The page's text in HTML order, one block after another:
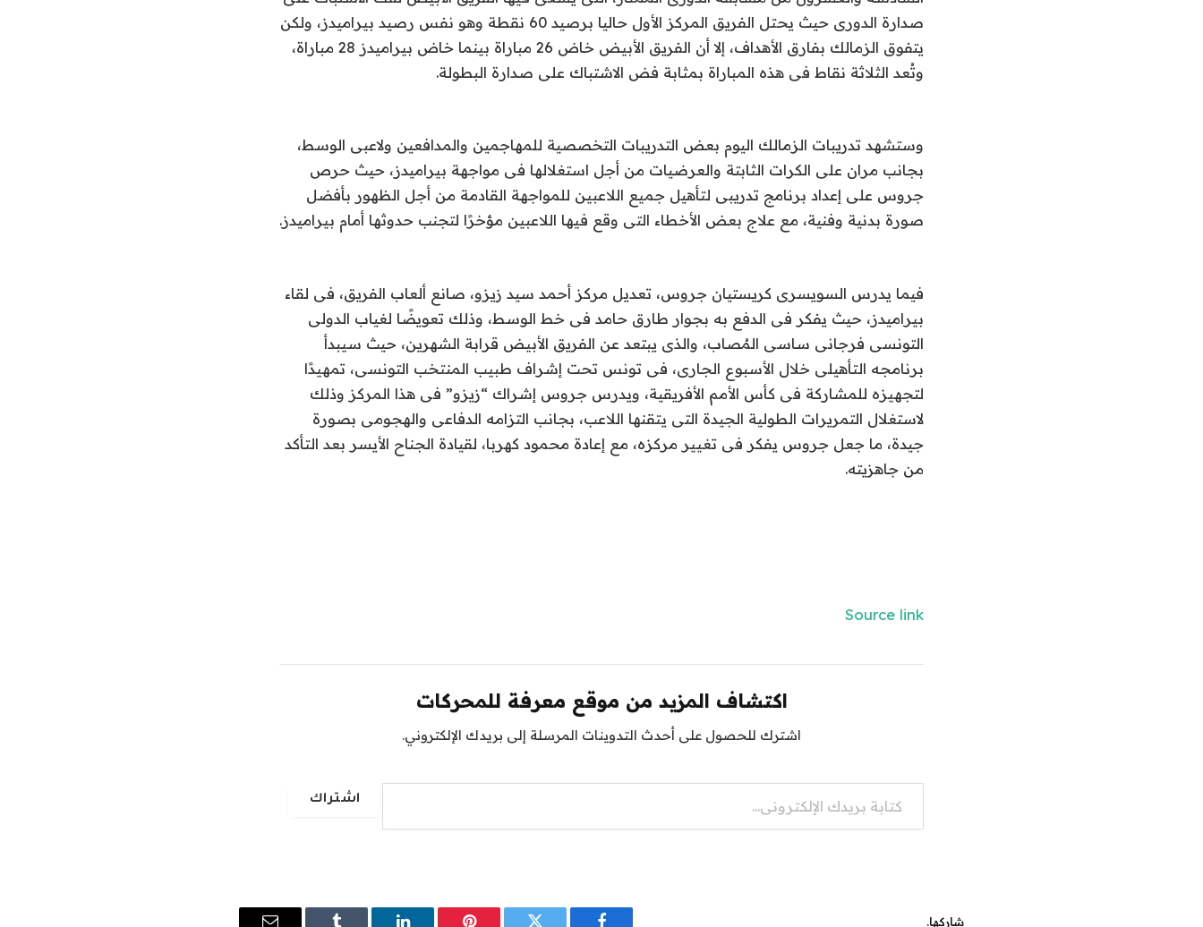
صدارة الدورى حيث يحتل الفريق المركز الأول حاليا برصيد 60 نقطة وهو نفس رصيد بيراميدز، ولكن
يتفوق الزمالك بفارق الأهداف، إلا أن الفريق الأبيض خاض 26 مباراة بينما خاض بيراميدز 28 مباراة،
وتُعد الثلاثة نقاط فى هذه المباراة بمثابة فض الاشتباك على صدارة البطولة.
وستشهد تدريبات الزمالك اليوم بعض التدريبات التخصصية للمهاجمين والمدافعين ولاعبى الوسط،
بجانب مران على الكرات الثابتة والعرضيات من أجل استغلالها فى مواجهة بيراميدز، حيث حرص
جروس على إعداد برنامج تدريبى لتأهيل جميع اللاعبين للمواجهة القادمة من أجل الظهور بأفضل
صورة بدنية وفنية، مع علاج بعض الأخطاء التى وقع فيها اللاعبين مؤخرًا لتجنب حدوثها أمام بيراميدز.
فيما يدرس السويسرى كريستيان جروس، تعديل مركز أحمد سيد زيزو، صانع ألعاب الفريق، فى لقاء
بيراميدز، حيث يفكر فى الدفع به بجوار طارق حامد فى خط الوسط، وذلك تعويضًا لغياب الدولى
التونسى فرجانى ساسى المُصاب، والذى يبتعد عن الفريق الأبيض قرابة الشهرين، حيث سيبدأ
برنامجه التأهيلى خلال الأسبوع الجارى، فى تونس تحت إشراف طبيب المنتخب التونسى، تمهيدًا
لتجهيزه للمشاركة فى كأس الأمم الأفريقية، ويدرس جروس إشراك “زيزو” فى هذا المركز وذلك
لاستغلال التمريرات الطولية الجيدة التى يتقنها اللاعب، بجانب التزامه الدفاعى والهجومى بصورة
جيدة، ما جعل جروس يفكر فى تغيير مركزه، مع إعادة محمود كهربا، لقيادة الجناح الأيسر بعد التأكد
من جاهزيته.
Source link
اكتشاف المزيد من موقع معرفة للمحركات
اشترك للحصول على أحدث التدوينات المرسلة إلى بريدك الإلكتروني.
كتابة بريدك الإلكتروني...
اشتراك
شاركها.